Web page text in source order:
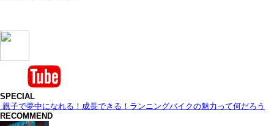
SPECIAL
親子で夢中になれる！成長できる！ランニングバイクの魅力って何だろう
RECOMMEND